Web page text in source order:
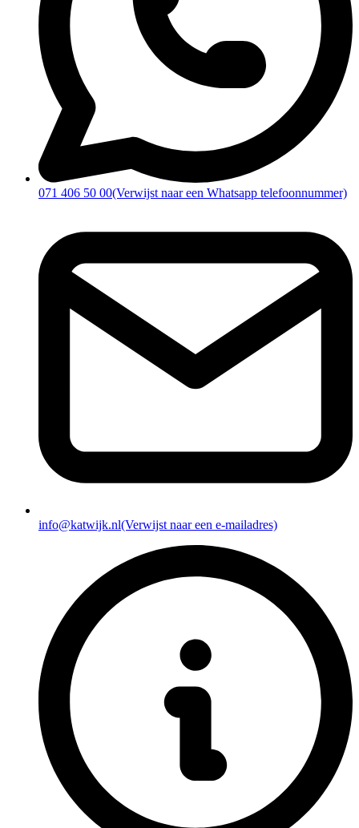
071 406 50 00(Verwijst naar een Whatsapp telefoonnummer)
info@katwijk.nl(Verwijst naar een e-mailadres)